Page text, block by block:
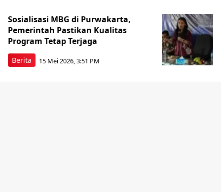
Berita
Sosialisasi MBG di Purwakarta,
Pemerintah Pastikan Kualitas
Program Tetap Terjaga
15 Mei 2026, 3:51 PM